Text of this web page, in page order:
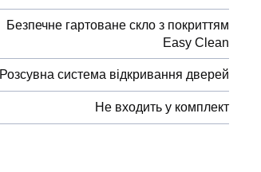
Безпечне гартоване скло з покриттям
Easy Clean
Розсувна система відкривання дверей
Не входить у комплект